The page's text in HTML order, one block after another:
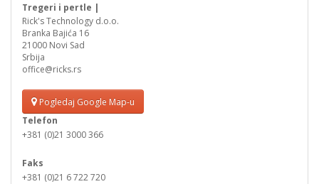
Tregeri i pertle |
Rick's Technology d.o.o.
Branka Bajića 16
21000 Novi Sad
Srbija
office@ricks.rs
Pogledaj Google Map-u
Telefon
+381 (0)21 3000 366
Faks
+381 (0)21 6 722 720